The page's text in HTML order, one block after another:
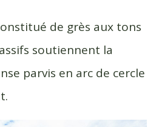
de grès aux tons
soutiennent la
parvis en arc de cercle